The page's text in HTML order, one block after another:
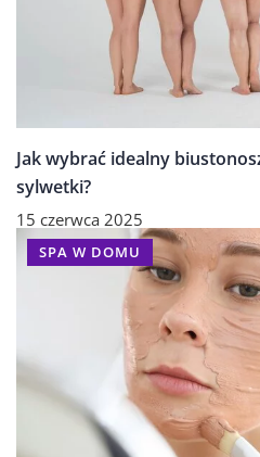
Jak wybrać idealny
sylwetki?
15 czerwca 2025
SPA W DOMU